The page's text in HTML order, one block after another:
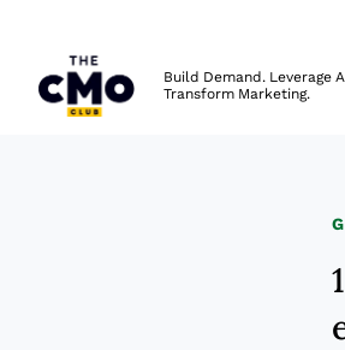
Build Demand. Leverage
Transform Marketing.